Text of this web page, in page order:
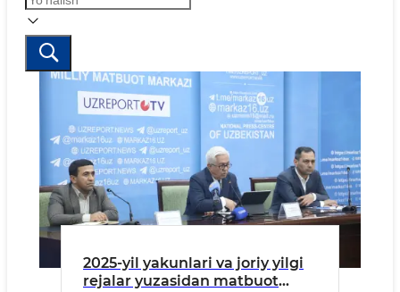
2025-yil yakunlari va joriy yilgi
rejalar yuzasidan matbuot